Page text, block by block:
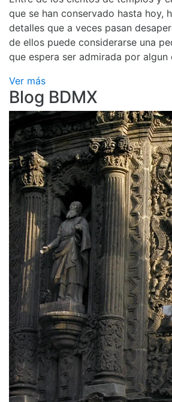
que se han conservado hasta hoy,
detalles que a veces pasan
de ellos puede considerarse una
que espera ser admirada por
Ver más
Blog BDMX